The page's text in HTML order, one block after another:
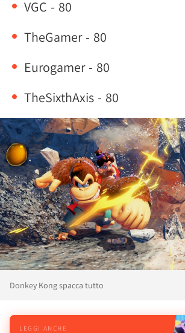
VGC - 80
TheGamer - 80
Eurogamer - 80
TheSixthAxis - 80
Donkey Kong spacca tutto